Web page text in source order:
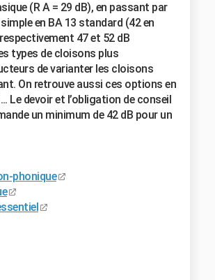
(R A = 29 dB), en passant par
en BA 13 standard (42 en
47 et 52 dB
types de cloisons plus
de varianter les cloisons
On retrouve aussi ces options en
Le devoir et l’obligation de conseil
un minimum de 42 dB pour un
phonique